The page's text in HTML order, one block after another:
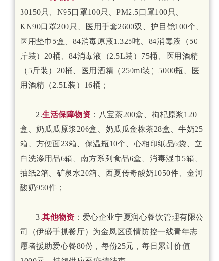
30150只、N95口罩100只、PM2.5口罩100只、
KN90口罩200只、医用手套2600双、护目镜100个、
医用垫巾5盒、84消毒原液1.325吨、84消毒液（50
斤装）20桶、84消毒液（2.5L装）75桶、医用酒精
（5斤装）20桶、医用酒精（250ml装）5000瓶、医
用酒精（2.5L装）16桶；
2.生活保障物资 ：八宝茶200盒、枸杞原浆120
盒、奶瓜瓜原浆206盒、奶瓜瓜金株茶28盒、牛奶25
箱、方便面23箱、保温瓶10个、心相印纸品6袋、立
白洗涤用品6箱、南方系列食品6盒、消毒湿巾5箱、
抽纸2箱、矿泉水20箱、西夏传奇酸奶1050件、金河
酸奶950件；
3.其他物资 ：爱心企业宁夏润心餐饮管理有限公
司（伊盛手抓餐厅）为金凤区疫情防控一线青年志
愿者援助爱心餐80份，每份25元，每日累计价值